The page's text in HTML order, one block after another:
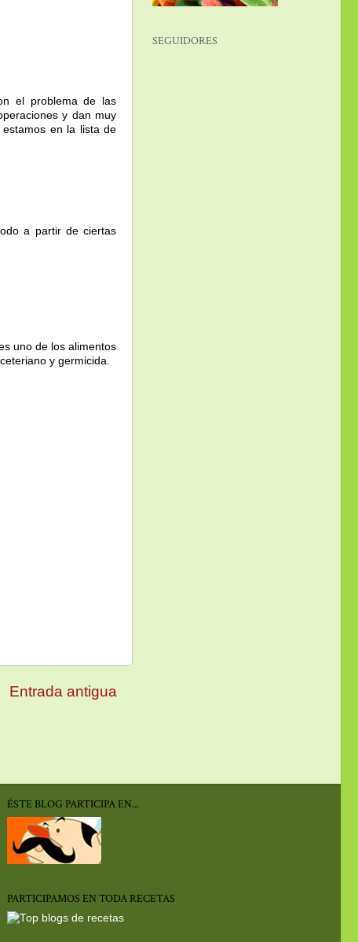
el problema de las
y dan muy
en la lista de
a partir de ciertas
uno de los alimentos
y germicida.
Entrada antigua
SEGUIDORES
ÉSTE BLOG PARTICIPA EN...
PARTICIPAMOS EN TODA RECETAS